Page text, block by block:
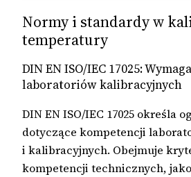
Normy i standardy w
temperatury
DIN EN ISO/IEC 17025:
laboratoriów kalibracyjnych
DIN EN ISO/IEC 17025 określa
dotyczące kompetencji
i kalibracyjnych. Obejmuje
kompetencji technicznych,